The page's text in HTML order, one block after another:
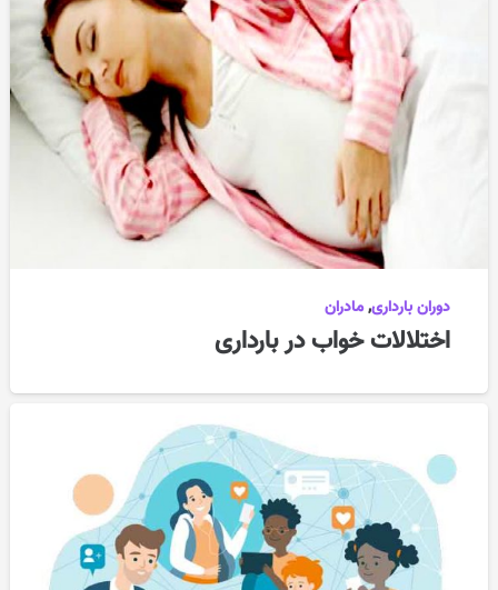
دوران بارداری,مادران
اختلالات خواب در بارداری